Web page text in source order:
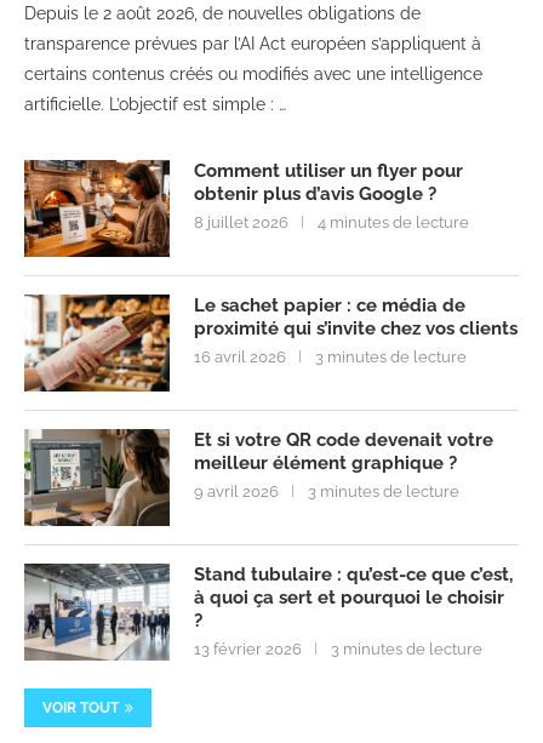
Depuis le 2 août 2026, de nouvelles obligations de
transparence prévues par l’AI Act européen s’appliquent à
certains contenus créés ou modifiés avec une intelligence
artificielle. L’objectif est simple : …
Comment utiliser un flyer pour
obtenir plus d’avis Google ?
8 juillet 2026 4 minutes de lecture
Le sachet papier : ce média de
proximité qui s’invite chez vos clients
16 avril 2026 3 minutes de lecture
Et si votre QR code devenait votre
meilleur élément graphique ?
9 avril 2026 3 minutes de lecture
Stand tubulaire : qu’est-ce que c’est,
à quoi ça sert et pourquoi le choisir
?
13 février 2026 3 minutes de lecture
VOIR TOUT